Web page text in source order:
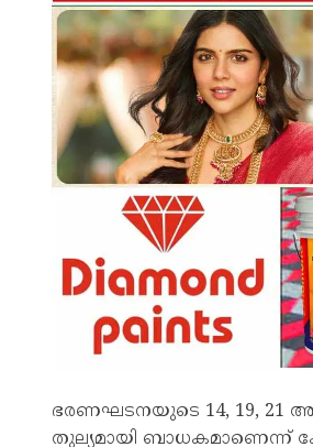
ഭരണഘടനയുടെ 14, 19, 21
തുല്യമായി ബാധകമാണെന്ന്